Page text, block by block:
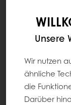
Unsere
Wir nutzen
ähnliche
die
Darüber